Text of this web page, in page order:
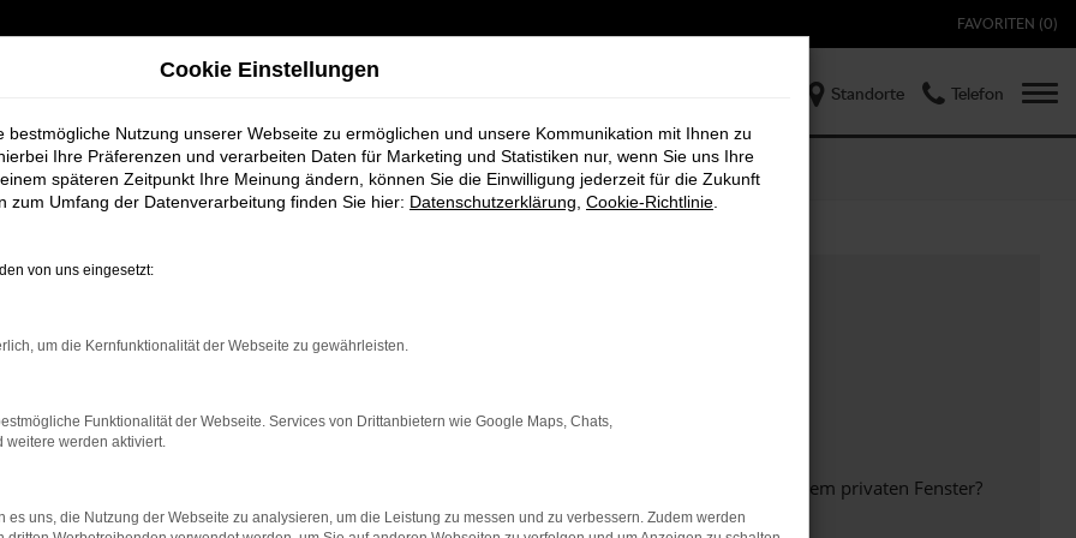
FAVORITEN (0)
Standorte Telefon
bestimmter Seiten verhindern. Funktioniert die Seite in einem anderen Browser oder in einem privaten Fenster?
Cookie Einstellungen
bestmögliche Nutzung unserer Webseite zu ermöglichen und unsere Kommunikation mit Ihnen zu
Ihre Präferenzen und verarbeiten Daten für Marketing und Statistiken nur, wenn Sie uns Ihre
späteren Zeitpunkt Ihre Meinung ändern, können Sie die Einwilligung jederzeit für die Zukunft
zum Umfang der Datenverarbeitung finden Sie hier: Datenschutzerklärung Cookie-Richtlinie
von uns eingesetzt:
um die Kernfunktionalität der Webseite zu gewährleisten.
Funktionalität der Webseite. Services von Drittanbietern wie Google Maps, Chats,
weitere werden aktiviert.
es uns, die Nutzung der Webseite zu analysieren, um die Leistung zu messen und zu verbessern. Zudem werden